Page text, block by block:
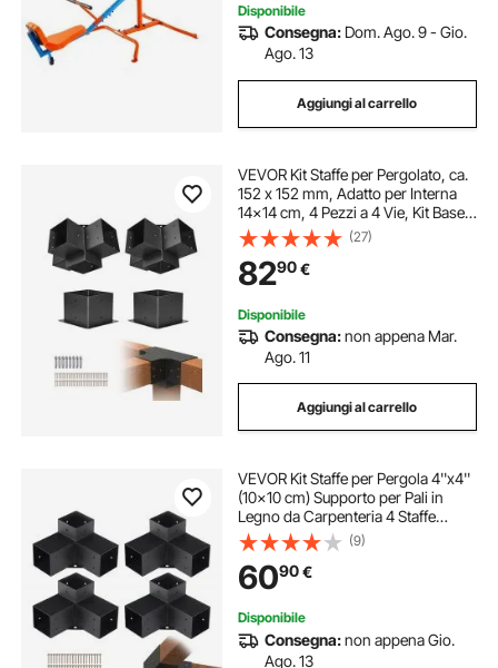
Disponibile
Consegna: Dom. Ago. 9 - Gio.
Ago. 13
Aggiungi al carrello
VEVOR Kit Staffe per Pergolato, ca.
152 x 152 mm, Adatto per Interna
14x14 cm, 4 Pezzi a 4 Vie, Kit Base
per Pali in Legno, Travi in Legno di
Facile Installazione per Gazebo,
Pergola da Giardino
(27)
8290€
Disponibile
Consegna:non appena Mar.
Ago. 11
Aggiungi al carrello
VEVOR Kit Staffe per Pergola 4''x4''
(10x10 cm) Supporto per Pali in
Legno da Carpenteria 4 Staffe
Angolari a 3 Vie Kit per Travi Fai da
Te per Gazebo, Pergolati da Patio,
Cabine, Kit Staffe per Pergola 4 pz
(9)
6090€
Disponibile
Consegna:non appena Gio.
Ago. 13